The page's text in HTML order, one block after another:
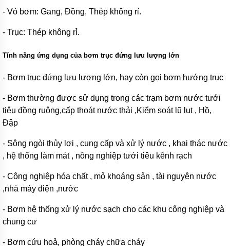
bánh
Máy
bánh
khớp
trong
Máy
bánh
răng
2CY
Bơm
bánh
dẫn
động
bằng
từ
- Vỏ bơm: Gang, Đồng, Thép không rỉ.
- Trục: Thép không rỉ.
Tính năng ứng dụng của bơm trục đứng lưu lượng lớn
- Bơm trục đứng lưu lượng lớn, hay còn gọi bơm hướng trục
- Bơm thường được sử dụng trong các trạm bơm nước tưới
tiêu đồng ruộng,cấp thoát nước thải ,Kiểm soát lũ lụt , Hồ,
Đập
- Sông ngòi thủy lợi , cung cấp và xử lý nước , khai thác nước
, hệ thống làm mát , nông nghiệp tưới tiêu kênh rạch
- Công nghiệp hóa chất , mỏ khoáng sản , tài nguyên nước
,nhà máy điện ,nước
- Bơm hệ thống xử lý nước sạch cho các khu công nghiệp và
chung cư
- Bơm cứu hoả, phòng cháy chữa cháy